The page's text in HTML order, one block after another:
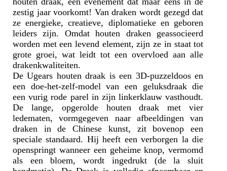
zestig jaar voorkomt! Van draken wordt gezegd dat
ze energieke, creatieve, diplomatieke en geboren
leiders zijn. Omdat houten draken geassocieerd
worden met een levend element, zijn ze in staat tot
grote groei, wat leidt tot een overvloed aan alle
drakenkwaliteiten.
De Ugears houten draak is een 3D-puzzeldoos en
een doe-het-zelf-model van een geluksdraak die
een vurig rode parel in zijn linkerklauw vasthoudt.
De lange, opgerolde houten draak met vier
ledematen, vormgegeven naar afbeeldingen van
draken in de Chinese kunst, zit bovenop een
speciale standaard. Hij heeft een verborgen la die
openspringt wanneer een geheime knop, vermomd
als een bloem, wordt ingedrukt (de la sluit